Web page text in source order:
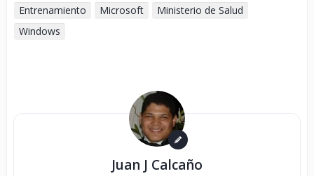
Entrenamiento
Microsoft
Ministerio de Salud
Windows
Juan J Calcaño